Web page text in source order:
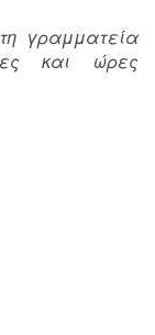
γραμματεία
και ώρες